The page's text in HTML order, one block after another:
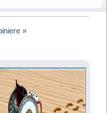
»